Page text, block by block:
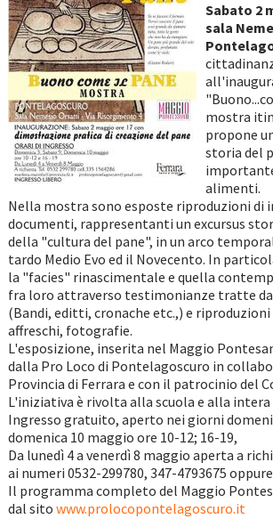
Sabato 2
sala
mostra
propone
storia del
alimenti.
Nella mostra sono esposte riproduzioni di
documenti, rappresentanti un excursus
della "cultura del pane", in un arco
tardo Medio Evo ed il Novecento. In
la "facies" rinascimentale e quella
fra loro attraverso testimonianze tratte
(Bandi, editti, cronache etc.,) e
affreschi, fotografie.
L'esposizione, inserita nel Maggio
dalla Pro Loco di Pontelagoscuro in
Provincia di Ferrara e con il patrocinio del
L'iniziativa è rivolta alla scuola e alla
Ingresso gratuito, aperto nei giorni
domenica 10 maggio ore 10-12; 16-19,
Da lunedì 4 a venerdì 8 maggio aperta a
ai numeri 0532-299780, 347-4793675
Il programma completo del Maggio
dal sito www.prolocopontelagoscuro.it